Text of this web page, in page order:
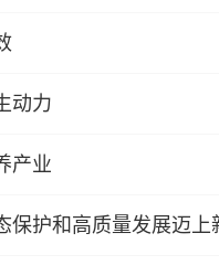
动力
产业
保护和高质量发展迈上